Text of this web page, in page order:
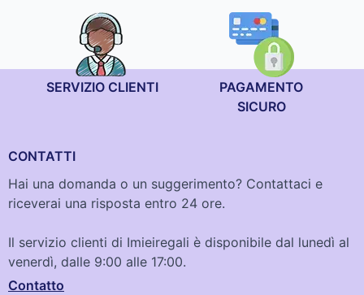
SERVIZIO CLIENTI
PAGAMENTO
SICURO
CONTATTI
Hai una domanda o un suggerimento? Contattaci e
riceverai una risposta entro 24 ore.
Il servizio clienti di Imieiregali è disponibile dal lunedì al
venerdì, dalle 9:00 alle 17:00.
Contatto